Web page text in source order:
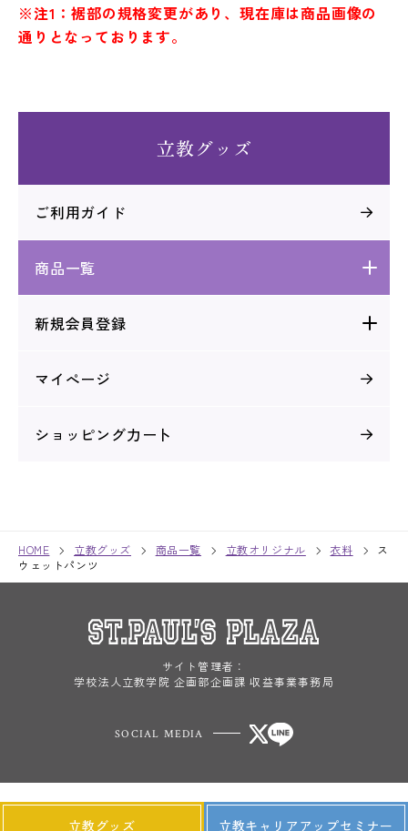
※注1：裾部の規格変更があり、現在庫は商品画像の
通りとなっております。
立教グッズ
ご利用ガイド
商品一覧
新規会員登録
マイぺージ
ショッピング力ー卜
HOME 立教グッズ 商品一覧 立教オリジナル 衣料
ス
ウェットパンツ
サイト管理者：
学校法人立教学院 企画部企画課 収益事業事務局
SOCIAL MEDIA
立教グッズ 立教キャリアアップセミナー